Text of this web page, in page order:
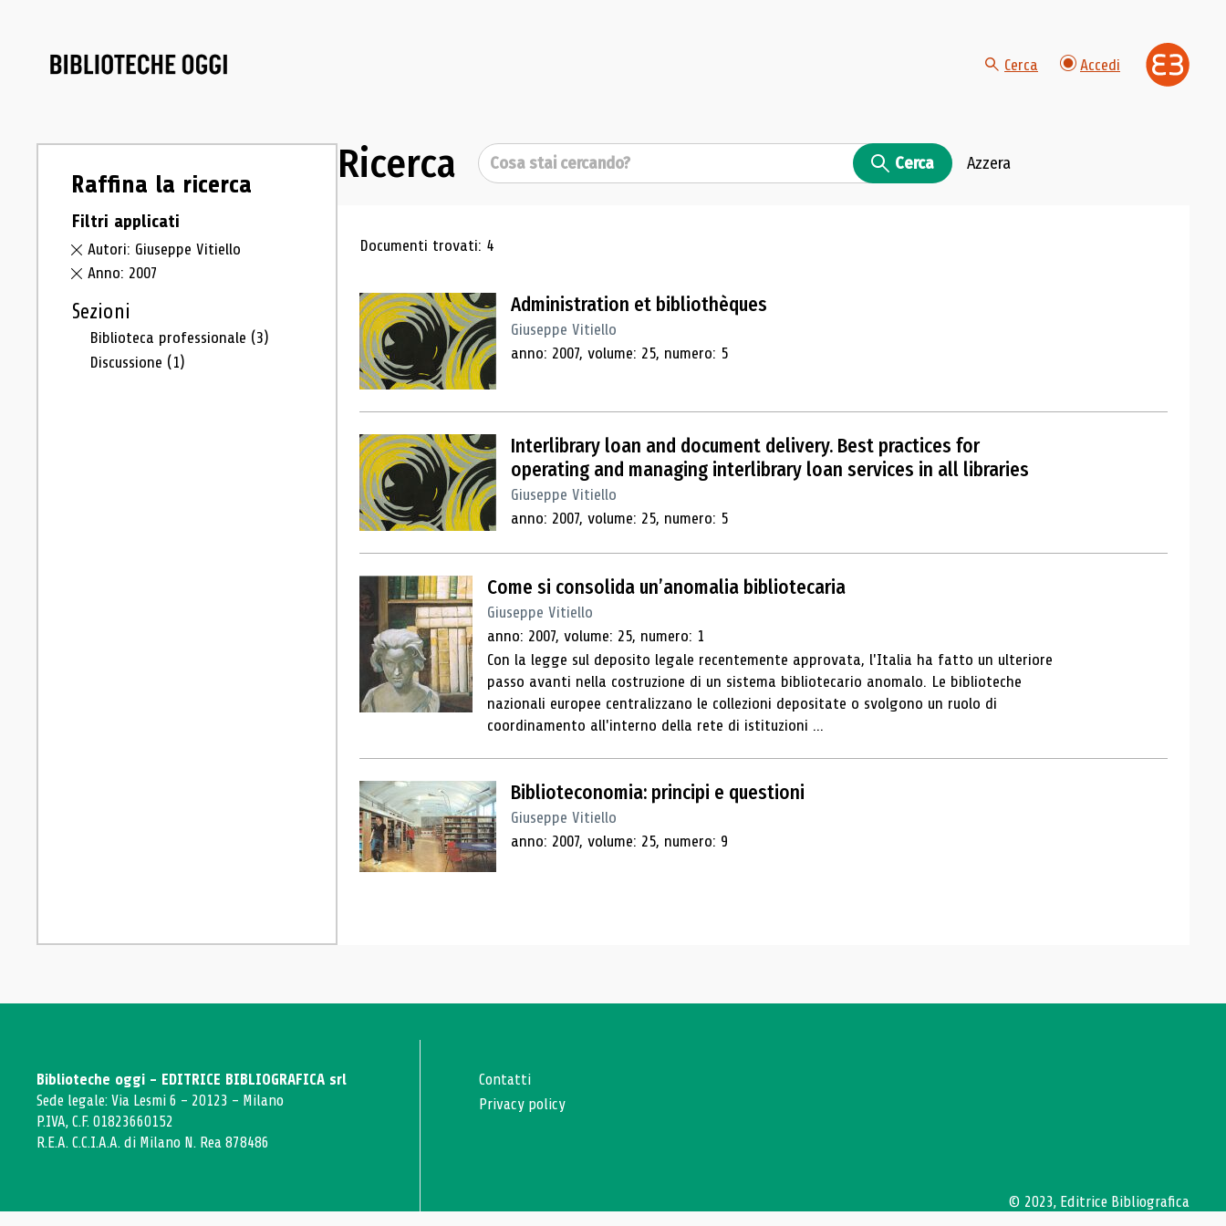
Cerca Accedi
Raffina la ricerca
Filtri applicati
Autori: Giuseppe Vitiello
Anno: 2007
Sezioni
Biblioteca professionale (3)
Discussione (1)
Ricerca Cerca Cerca Azzera
Risultati di ricerca
Documenti trovati: 4
Administration et bibliothèques
Giuseppe Vitiello
anno: 2007, volume: 25, numero: 5
Interlibrary loan and document delivery. Best practices for
operating and managing interlibrary loan services in all libraries
Giuseppe Vitiello
anno: 2007, volume: 25, numero: 5
Come si consolida un’anomalia bibliotecaria
Giuseppe Vitiello
anno: 2007, volume: 25, numero: 1
Con la legge sul deposito legale recentemente approvata, l'Italia ha fatto un ulteriore
passo avanti nella costruzione di un sistema bibliotecario anomalo. Le biblioteche
nazionali europee centralizzano le collezioni depositate o svolgono un ruolo di
coordinamento all'interno della rete di istituzioni ...
Biblioteconomia: principi e questioni
Giuseppe Vitiello
anno: 2007, volume: 25, numero: 9
Biblioteche oggi - EDITRICE BIBLIOGRAFICA srl
Sede legale: Via Lesmi 6 - 20123 - Milano
P.IVA, C.F. 01823660152
R.E.A. C.C.I.A.A. di Milano N. Rea 878486
Contatti
Privacy policy
© 2023, Editrice Bibliografica